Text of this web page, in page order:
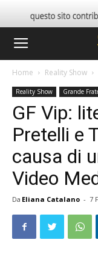
Home Reality Show
Reality Show Grande
GF Vip:
Pretelli e
causa di
Video
Da Eliana Catalano - 7